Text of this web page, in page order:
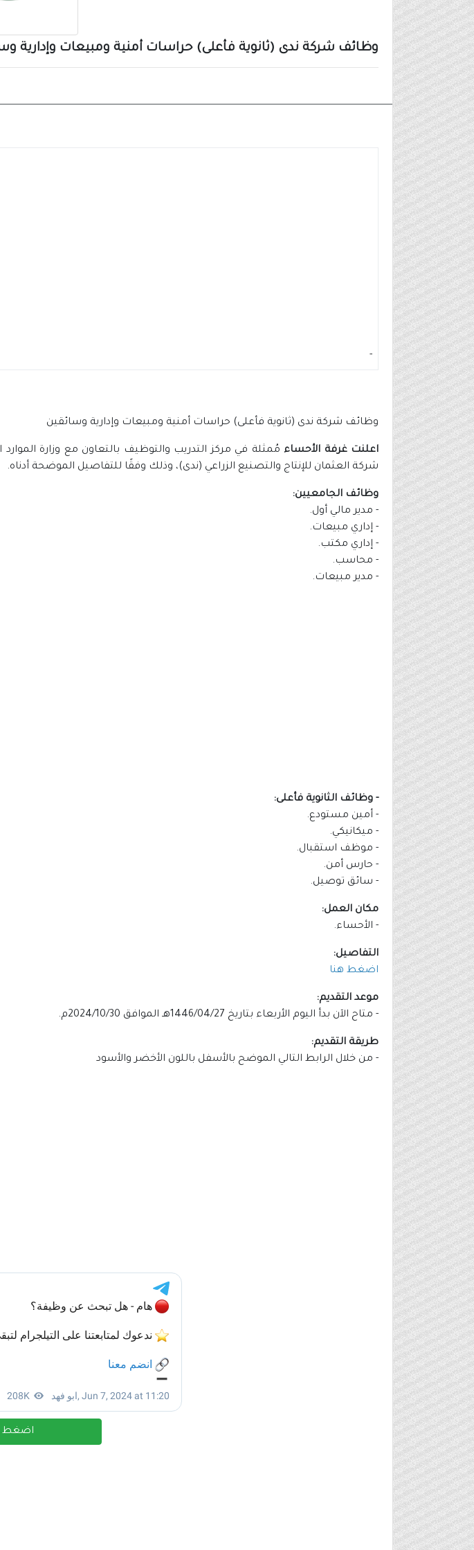
وظائف شركة ندى (ثانوية فأعلى) حراسات أمنية ومبيعات وإدارية
-
وظائف شركة ندى (ثانوية فأعلى) حراسات أمنية ومبيعات وإدارية وسائقين
اعلنت غرفة الأحساء مُمثلة في مركز التدريب والتوظيف بالتعاون مع وزارة
شركة العثمان للإنتاج والتصنيع الزراعي (ندى)، وذلك وفقًا للتفاصيل الموضحة أدناه.
وظائف الجامعيين:
- مدير مالي أول.
- إداري مبيعات.
- إداري مكتب.
- محاسب.
- مدير مبيعات.
- وظائف الثانوية فأعلى:
- أمين مستودع.
- ميكانيكي.
- موظف استقبال.
- حارس أمن.
- سائق توصيل.
مكان العمل:
- الأحساء.
التفاصيل:
اضغط هنا
موعد التقديم:
- متاح الآن بدأ اليوم الأربعاء بتاريخ 1446/04/27هـ الموافق 2024/10/30م.
طريقة التقديم:
- من خلال الرابط التالي الموضح بالأسفل باللون الأخضر والأسود
اضغط